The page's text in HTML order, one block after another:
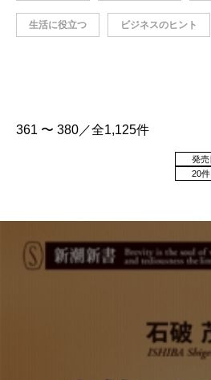
生活に役立つ ビジネスのヒント
361 〜 380／全1,125件
20件